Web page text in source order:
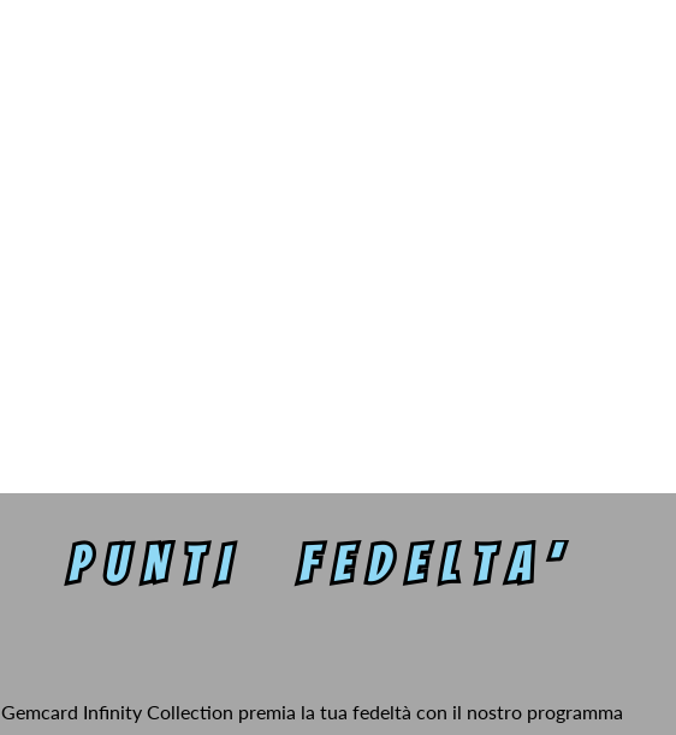
Gemcard Infinity Collection premia la tua fedeltà con il nostro programma